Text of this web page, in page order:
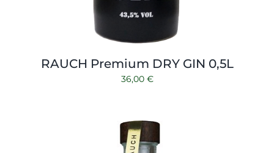
RAUCH Premium DRY GIN 0,5L
36,00 €